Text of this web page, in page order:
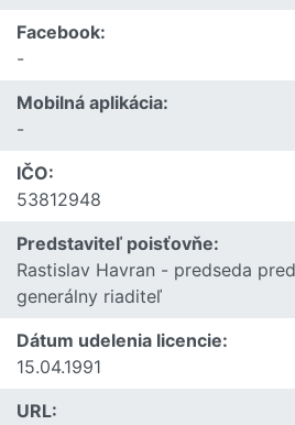
Facebook:
-
Mobilná aplikácia:
-
IČO:
53812948
Predstaviteľ poisťovňe:
Rastislav Havran - predseda
generálny riaditeľ
Dátum udelenia licencie:
15.04.1991
URL: